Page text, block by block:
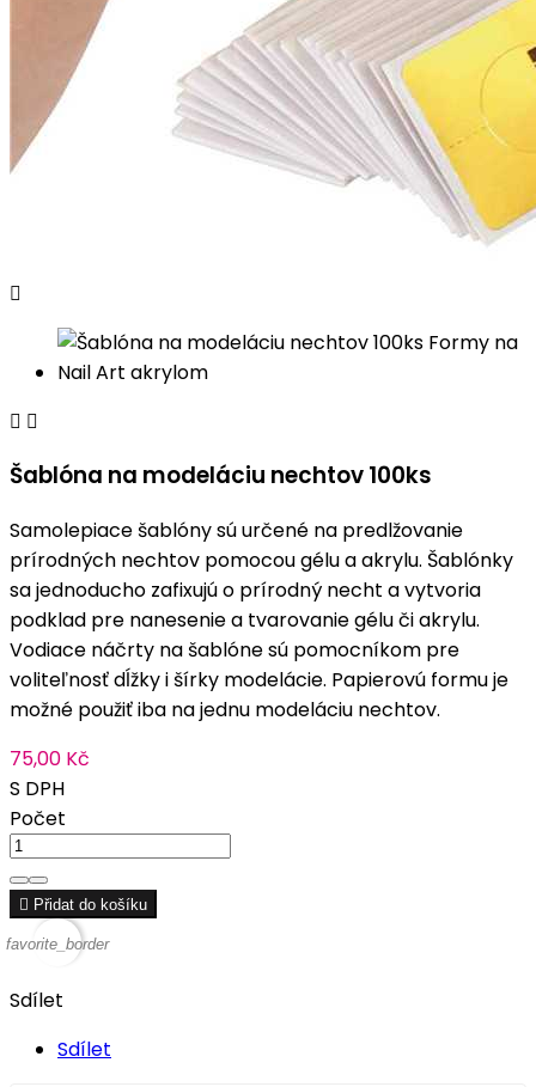

 
Šablóna na modeláciu nechtov 100ks
Samolepiace šablóny sú určené na predlžovanie
prírodných nechtov pomocou gélu a akrylu. Šablónky
sa jednoducho zafixujú o prírodný necht a vytvoria
podklad pre nanesenie a tvarovanie gélu či akrylu.
Vodiace náčrty na šablóne sú pomocníkom pre
voliteľnosť dĺžky i šírky modelácie. Papierovú formu je
možné použiť iba na jednu modeláciu nechtov.
75,00 Kč
S DPH
Počet
 Přidat do košíku
favorite_border
Sdílet
Sdílet